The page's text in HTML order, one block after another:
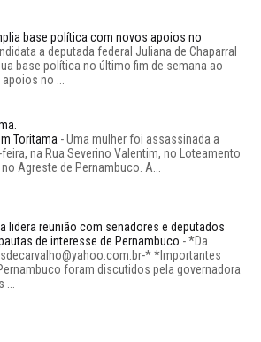
base política com novos apoios no
a deputada federal Juliana de Chaparral
base política no último fim de semana ao
no ...
Toritama -Uma mulher foi assassinada a
na Rua Severino Valentim, no Loteamento
Agreste de Pernambuco. A...
lidera reunião com senadores e deputados
de interesse de Pernambuco -*Da
* *Importantes
foram discutidos pela governadora